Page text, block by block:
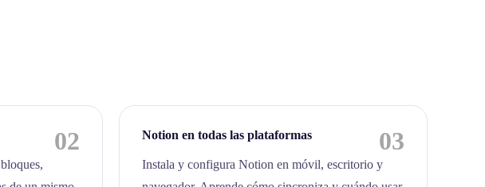
02 Notion en todas las plataformas 03
Instala y configura Notion en móvil, escritorio y